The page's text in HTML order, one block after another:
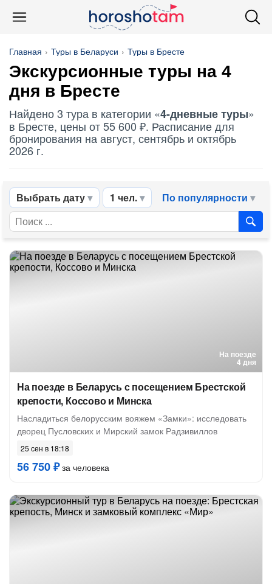
Главная Туры в Беларуси Туры в Бресте
Экскурсионные туры на 4
дня в Бресте
Найдено 3 тура в категории «4-дневные туры»
в Бресте, цены от 55 600 ₽. Расписание для
бронирования на август, сентябрь и октябрь
2026 г.
Выбрать дату 1 чел. По популярности
На поезде
4 дня
На поезде в Беларусь с посещением Брестской
крепости, Коссово и Минска
Насладиться белорусским вояжем «Замки»: исследовать
дворец Пусловских и Мирский замок Радзивиллов
25 сен в 18:18
56 750 ₽за человека